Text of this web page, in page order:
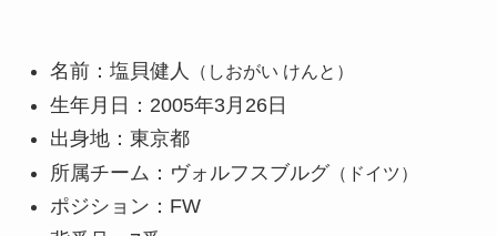
名前：塩貝健人 （しおがい けんと）
生年月日：2005年3月26日
出身地：東京都
所属チーム：ヴォルフスブルグ（ドイツ）
ポジション：FW